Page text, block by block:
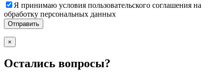
Я принимаю условия пользовательского соглашения на
обработку персональных данных
×
Остались вопросы?